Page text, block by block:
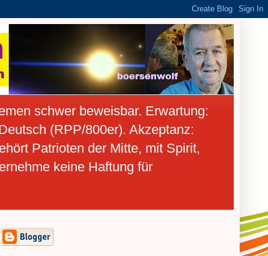
schwer beweisbar. Erwartung:
(RPP/800er). Akzeptanz:
Patrioten der Mitte, mit Spirit,
keine Haftung für